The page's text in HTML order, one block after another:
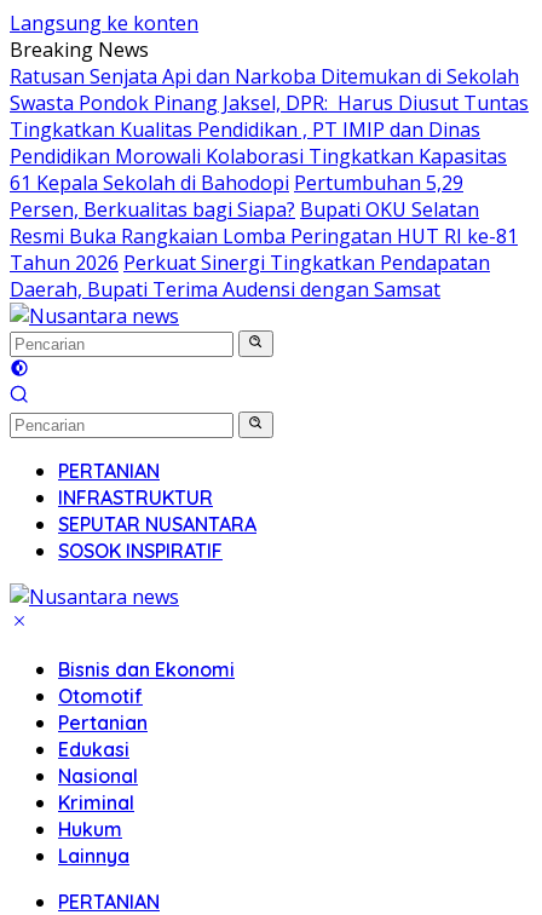
Langsung ke konten
Breaking News
Ratusan Senjata Api dan Narkoba Ditemukan di Sekolah
Swasta Pondok Pinang Jaksel, DPR: Harus Diusut Tuntas
Tingkatkan Kualitas Pendidikan , PT IMIP dan Dinas
Pendidikan Morowali Kolaborasi Tingkatkan Kapasitas
61 Kepala Sekolah di Bahodopi Pertumbuhan 5,29
Persen, Berkualitas bagi Siapa? Bupati OKU Selatan
Resmi Buka Rangkaian Lomba Peringatan HUT RI ke-81
Tahun 2026 Perkuat Sinergi Tingkatkan Pendapatan
Daerah, Bupati Terima Audensi dengan Samsat
PERTANIAN
INFRASTRUKTUR
SEPUTAR NUSANTARA
SOSOK INSPIRATIF
Bisnis dan Ekonomi
Otomotif
Pertanian
Edukasi
Nasional
Kriminal
Hukum
Lainnya
PERTANIAN